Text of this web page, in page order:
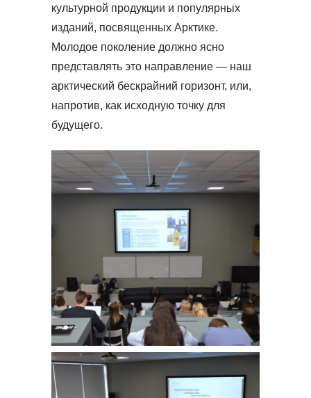
культурной продукции и популярных
изданий, посвященных Арктике.
Молодое поколение должно ясно
представлять это направление — наш
арктический бескрайний горизонт, или,
напротив, как исходную точку для
будущего.